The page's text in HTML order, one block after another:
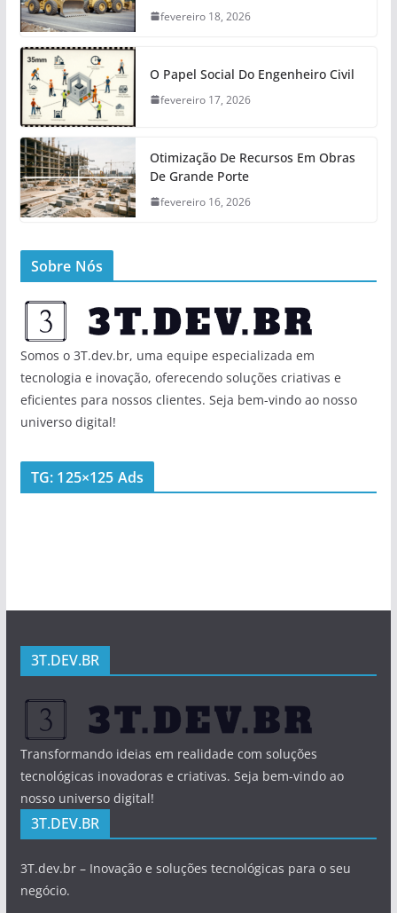
fevereiro 18, 2026
O Papel Social Do Engenheiro Civil
fevereiro 17, 2026
Otimização De Recursos Em Obras
De Grande Porte
fevereiro 16, 2026
Sobre Nós
Somos o 3T.dev.br, uma equipe especializada em
tecnologia e inovação, oferecendo soluções criativas e
eficientes para nossos clientes. Seja bem-vindo ao nosso
universo digital!
TG: 125×125 Ads
3T.DEV.BR
Transformando ideias em realidade com soluções
tecnológicas inovadoras e criativas. Seja bem-vindo ao
nosso universo digital!
3T.DEV.BR
3T.dev.br – Inovação e soluções tecnológicas para o seu
negócio.